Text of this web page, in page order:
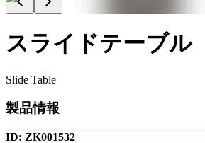
スライドテーブル
Slide Table
製品情報
ID: ZK001532